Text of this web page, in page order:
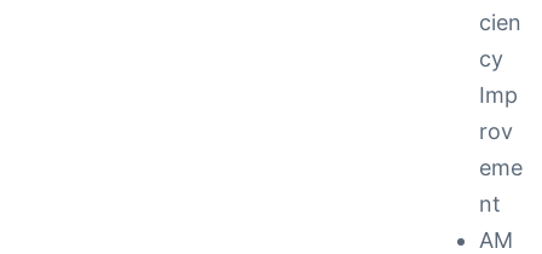
cien
cy
Imp
rov
eme
nt
AM